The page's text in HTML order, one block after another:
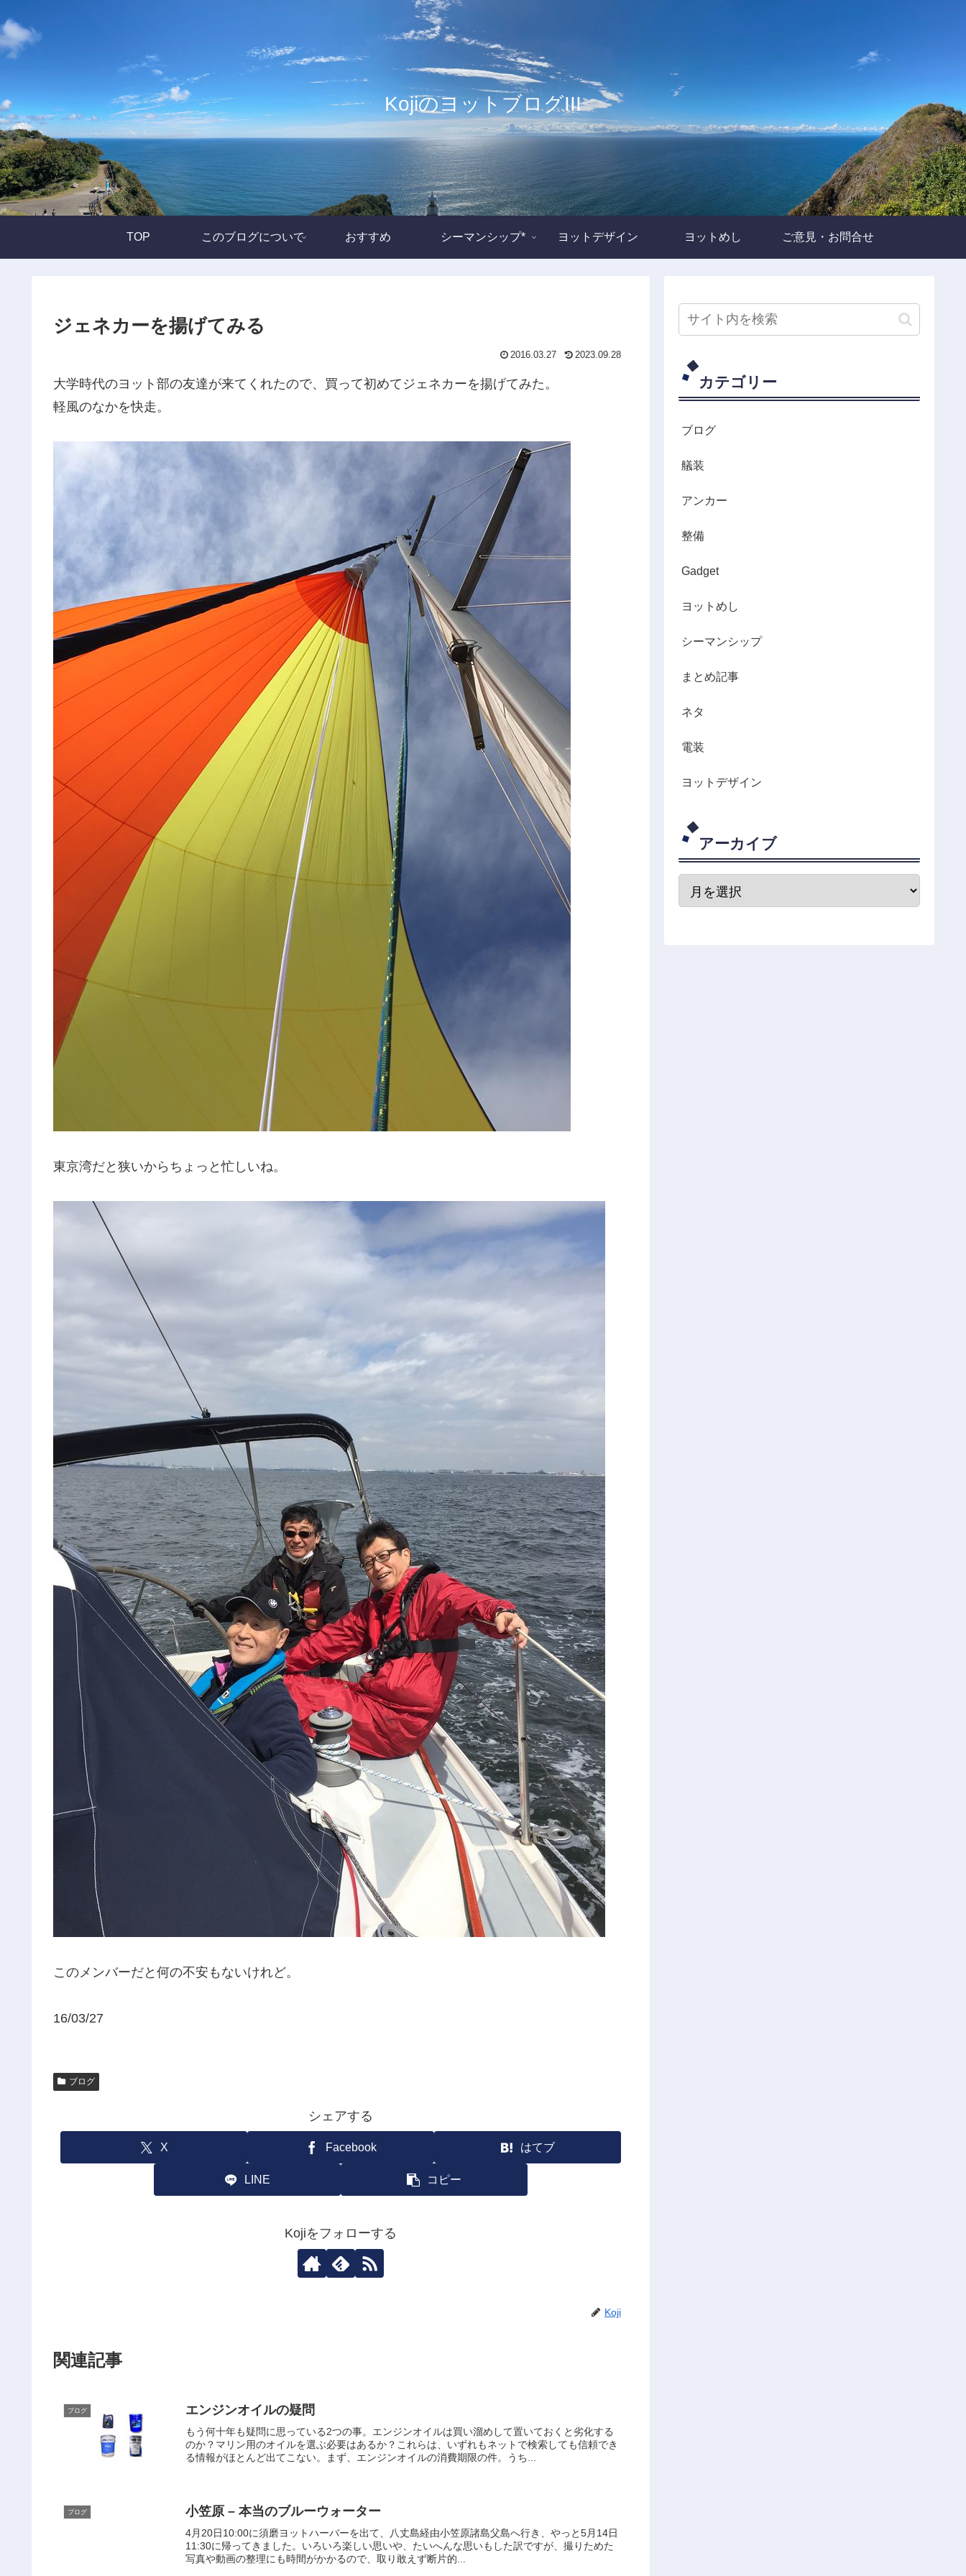
KojiのヨットブログIII
TOP このブログについて おすすめ シーマンシップ* ヨットデザイン ヨットめし ご意見・お問合せ
ジェネカーを揚げてみる
2016.03.27 2023.09.28
大学時代のヨット部の友達が来てくれたので、買って初めてジェネカーを揚げてみた。
軽風のなかを快走。
東京湾だと狭いからちょっと忙しいね。
このメンバーだと何の不安もないけれど。
16/03/27
ブログ
シェアする
X Facebook はてブ
LINE コピー
Kojiをフォローする
Koji
関連記事
ブログ エンジンオイルの疑問
もう何十年も疑問に思っている2つの事。エンジンオイルは買い溜めして置いておくと劣化する
のか？マリン用のオイルを選ぶ必要はあるか？これらは、いずれもネットで検索しても信頼でき
る情報がほとんど出てこない。まず、エンジンオイルの消費期限の件。うち...
ブログ 小笠原 – 本当のブルーウォーター
4月20日10:00に須磨ヨットハーバーを出て、八丈島経由小笠原諸島父島へ行き、やっと5月14日
11:30に帰ってきました。いろいろ楽しい思いや、たいへんな思いもした訳ですが、撮りためた
写真や動画の整理にも時間がかかるので、取り敢えず断片的...
カテゴリー
ブログ
艤装
アンカー
整備
Gadget
ヨットめし
シーマンシップ
まとめ記事
ネタ
電装
ヨットデザイン
アーカイブ